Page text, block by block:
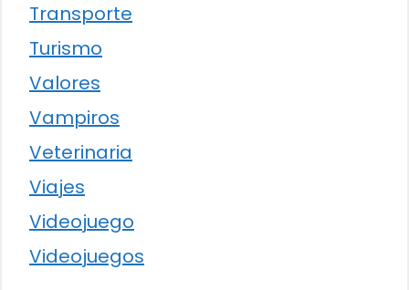
Transporte
Turismo
Valores
Vampiros
Veterinaria
Viajes
Videojuego
Videojuegos